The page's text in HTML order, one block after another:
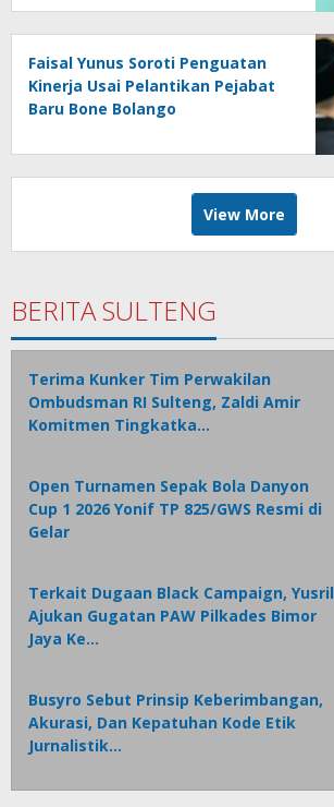
of Power’
Faisal Yunus Soroti Penguatan
Kinerja Usai Pelantikan Pejabat
Baru Bone Bolango
View More
BERITA SULTENG
Terima Kunker Tim Perwakilan
Ombudsman RI Sulteng, Zaldi Amir
Komitmen Tingkatka…
Open Turnamen Sepak Bola Danyon
Cup 1 2026 Yonif TP 825/GWS Resmi di
Gelar
Terkait Dugaan Black Campaign, Yusril
Ajukan Gugatan PAW Pilkades Bimor
Jaya Ke…
Busyro Sebut Prinsip Keberimbangan,
Akurasi, Dan Kepatuhan Kode Etik
Jurnalistik…